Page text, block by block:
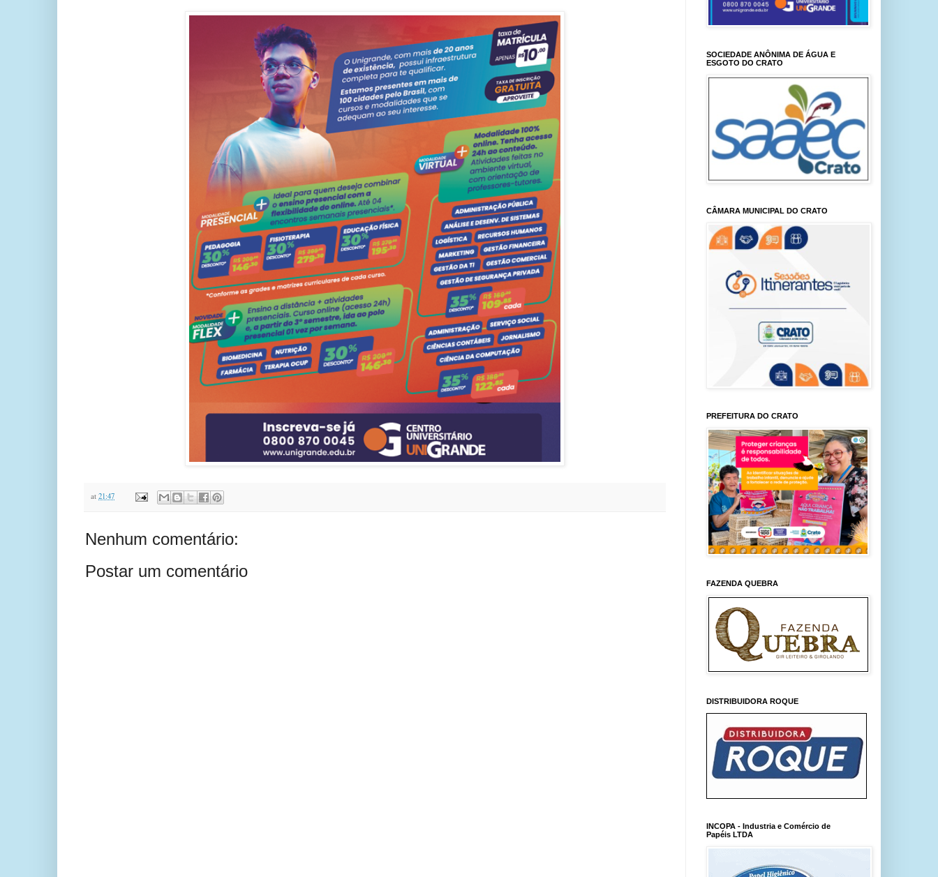
at 21:47
Nenhum comentário:
Postar um comentário
SOCIEDADE ANÔNIMA DE ÁGUA E
ESGOTO DO CRATO
CÂMARA MUNICIPAL DO CRATO
PREFEITURA DO CRATO
FAZENDA QUEBRA
DISTRIBUIDORA ROQUE
INCOPA - Industria e Comércio de
Papéis LTDA